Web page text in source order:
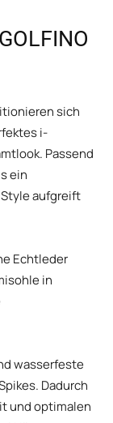
sich
i-
Passend
ein
aufgreift
Echtleder
in
wasserfeste
Dadurch
und optimalen